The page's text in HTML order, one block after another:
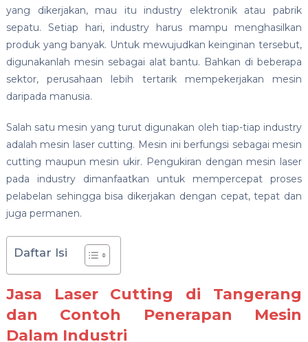
yang dikerjakan, mau itu industry elektronik atau pabrik
sepatu. Setiap hari, industry harus mampu menghasilkan
produk yang banyak. Untuk mewujudkan keinginan tersebut,
digunakanlah mesin sebagai alat bantu. Bahkan di beberapa
sektor, perusahaan lebih tertarik mempekerjakan mesin
daripada manusia.
Salah satu mesin yang turut digunakan oleh tiap-tiap industry
adalah mesin laser cutting. Mesin ini berfungsi sebagai mesin
cutting maupun mesin ukir. Pengukiran dengan mesin laser
pada industry dimanfaatkan untuk mempercepat proses
pelabelan sehingga bisa dikerjakan dengan cepat, tepat dan
juga permanen.
Daftar Isi
Jasa Laser Cutting di Tangerang
dan Contoh Penerapan Mesin
Dalam Industri